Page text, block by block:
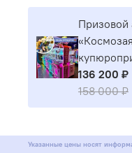
Призовой
136 200 ₽
158 000 ₽
Указанные цены носят